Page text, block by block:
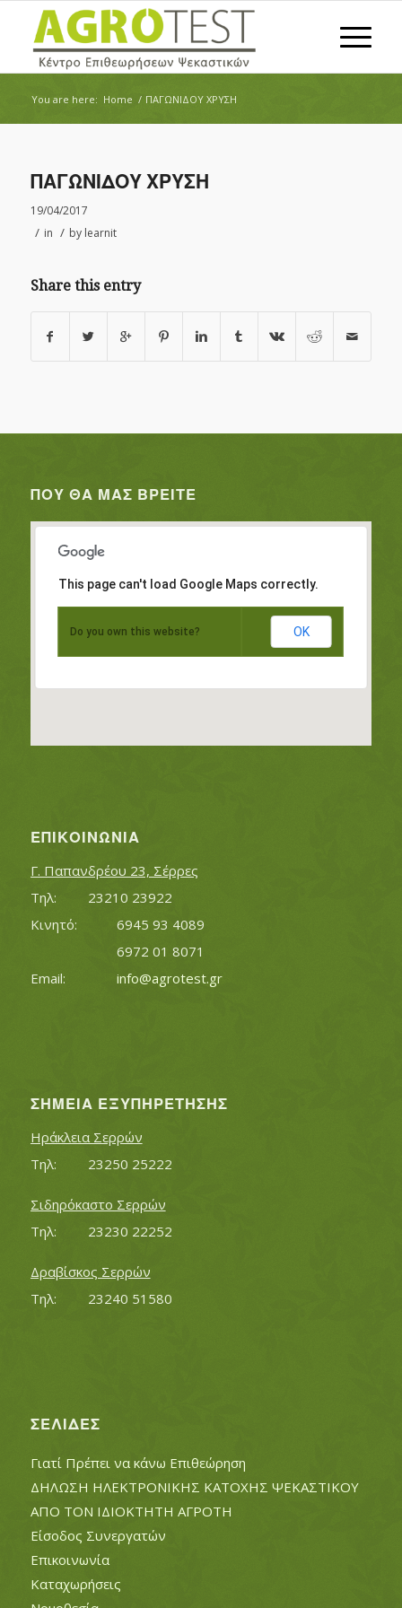
You are here: Home / ΠΑΓΩΝΙΔΟΥ ΧΡΥΣΗ
ΠΑΓΩΝΙΔΟΥ ΧΡΥΣΗ
19/04/2017
/ in / by learnit
Share this entry
ΠΟΥ ΘΑ ΜΑΣ ΒΡΕΊΤΕ
This page can't load Google Maps correctly.
Do you own this website? OK
ΕΠΙΚΟΙΝΩΝΊΑ
Γ. Παπανδρέου 23, Σέρρες
Τηλ:		23210 23922
Κινητό:		6945 93 4089
			6972 01 8071
info@agrotest.gr
ΣΗΜΕΊΑ ΕΞΥΠΗΡΈΤΗΣΗΣ
Ηράκλεια Σερρών
Τηλ:		23250 25222
Σιδηρόκαστο Σερρών
Τηλ:		23230 22252
Δραβίσκος Σερρών
Τηλ:		23240 51580
ΣΕΛΊΔΕΣ
Γιατί Πρέπει να κάνω Επιθεώρηση
ΔΗΛΩΣΗ ΗΛΕΚΤΡΟΝΙΚΗΣ ΚΑΤΟΧΗΣ ΨΕΚΑΣΤΙΚΟΥ
ΑΠΟ ΤΟΝ ΙΔΙΟΚΤΗΤΗ ΑΓΡΟΤΗ
Είσοδος Συνεργατών
Επικοινωνία
Καταχωρήσεις